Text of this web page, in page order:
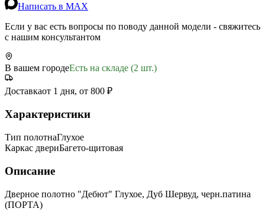
Написать в MAX
Если у вас есть вопросы по поводу данной модели - свяжитесь
с нашим консультантом
В вашем городеЕсть на складе (2 шт.)
Доставкаот 1 дня, от 800 ₽
Характеристики
Тип полотнаГлухое
Каркас двериБагето-щитовая
Описание
Дверное полотно "Дебют" Глухое, Дуб Шервуд, черн.патина
(ПОРТА)